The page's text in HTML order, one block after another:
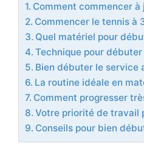
Comment commencer à
Commencer le tennis à
Quel matériel pour
Technique pour
Bien débuter le service
La routine idéale en
Comment progresser
Votre priorité de travail
Conseils pour bien